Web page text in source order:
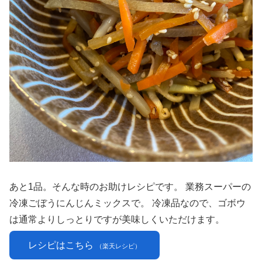
あと1品。そんな時のお助けレシピです。 業務スーパーの
冷凍ごぼうにんじんミックスで。 冷凍品なので、ゴボウ
は通常よりしっとりですが美味しくいただけます。
レシピはこちら （楽天レシピ）